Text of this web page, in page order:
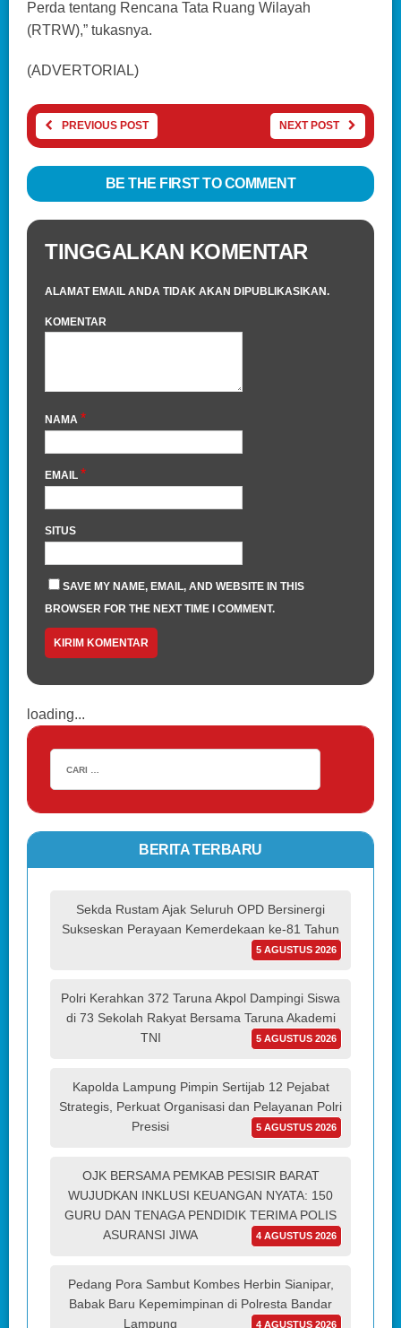
Perda tentang Rencana Tata Ruang Wilayah
(RTRW),” tukasnya.
(ADVERTORIAL)
PREVIOUS POST NEXT POST
BE THE FIRST TO COMMENT
TINGGALKAN KOMENTAR
ALAMAT EMAIL ANDA TIDAK AKAN DIPUBLIKASIKAN.
KOMENTAR
NAMA *
EMAIL *
SITUS
SAVE MY NAME, EMAIL, AND WEBSITE IN THIS
BROWSER FOR THE NEXT TIME I COMMENT.
loading...
BERITA TERBARU
Sekda Rustam Ajak Seluruh OPD Bersinergi
Sukseskan Perayaan Kemerdekaan ke-81 Tahun
5 AGUSTUS 2026
Polri Kerahkan 372 Taruna Akpol Dampingi Siswa
di 73 Sekolah Rakyat Bersama Taruna Akademi
TNI
5 AGUSTUS 2026
Kapolda Lampung Pimpin Sertijab 12 Pejabat
Strategis, Perkuat Organisasi dan Pelayanan Polri
Presisi
5 AGUSTUS 2026
OJK BERSAMA PEMKAB PESISIR BARAT
WUJUDKAN INKLUSI KEUANGAN NYATA: 150
GURU DAN TENAGA PENDIDIK TERIMA POLIS
ASURANSI JIWA
4 AGUSTUS 2026
Pedang Pora Sambut Kombes Herbin Sianipar,
Babak Baru Kepemimpinan di Polresta Bandar
Lampung
4 AGUSTUS 2026